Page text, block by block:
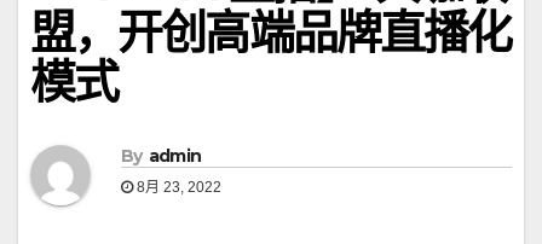
盟，开创高端品牌直播化
模式
By admin
8月 23, 2022